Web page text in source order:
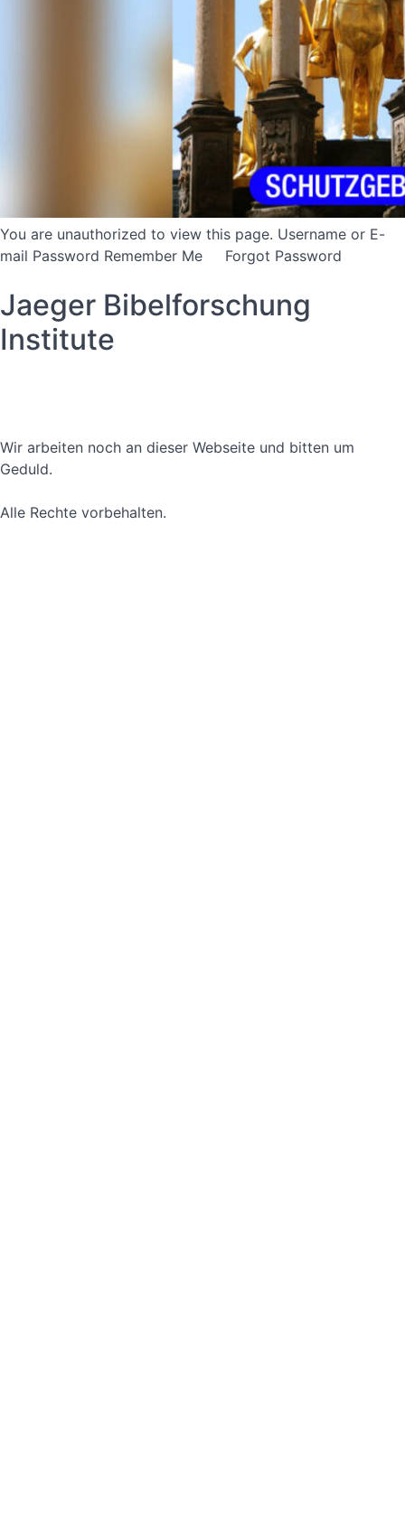
You are unauthorized to view this page. Username or E-
mail Password Remember Me Forgot Password
Jaeger Bibelforschung
Institute
Wir arbeiten noch an dieser Webseite und bitten um
Geduld.
Alle Rechte vorbehalten.